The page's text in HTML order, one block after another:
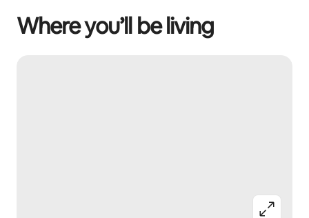
Where you’ll be living